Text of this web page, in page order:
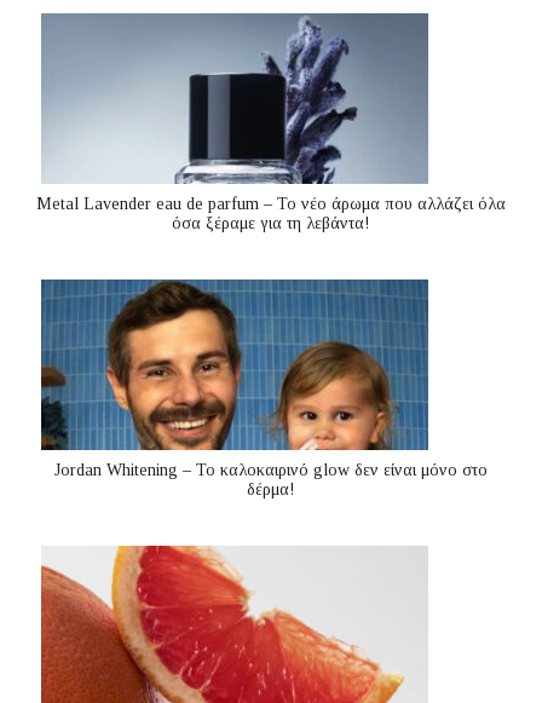
Metal Lavender eau de parfum – Το νέο άρωμα που αλλάζει όλα
όσα ξέραμε για τη λεβάντα!
Jordan Whitening – Το καλοκαιρινό glow δεν είναι μόνο στο
δέρμα!